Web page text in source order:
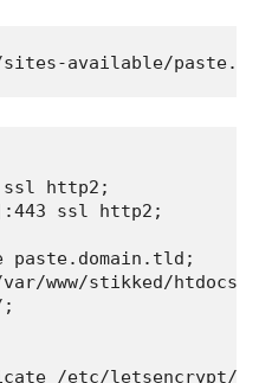
available/
http2;
ssl http2;
paste.domain.tld;
www/stikked/htdocs;
/etc/letsencrypt/